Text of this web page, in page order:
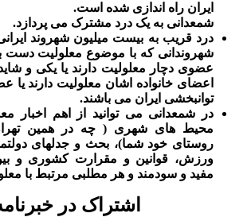
ایران راه اندازی شده است.
شمعدانی به یک درد مشترک می پردازد.
درد قریب به بیست میلیون شهروند
شهروندانی که با موضوع معلولیت دست به
عضوی دچار معلولیت دارند یا یکی و شاید
اعضای خانواده اشان معلولیت دارند یا
توانبخشی ایران می باشند.
در شمعدانی می توانید از اهم اخبار
محیط های شهری ( چه در همین
روستای خود شما)، بحث و جدلهای
ورزش، قوانین و مقرارت کشوری و بین
مفید و سودمند و هر مطلبی مرتبط با
اشتراک در خبرنامه